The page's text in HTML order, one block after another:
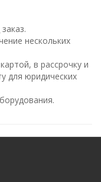
нескольких
в рассрочку и
для юридических